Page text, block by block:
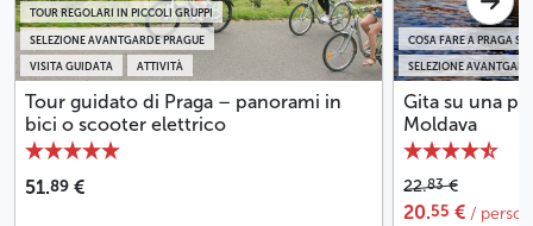
VISITA GUIDATA ATTIVITÀ
SELEZIONE AVANTGARDE PRAGUE
TOUR REGOLARI IN PICCOLI GRUPPI
Tour guidato di Praga – panorami in
bici o scooter elettrico
51.89 €
SELEZIONE
COSA FARE A PRAGA
Gita su una
Moldava
22.83€
20.55 € /